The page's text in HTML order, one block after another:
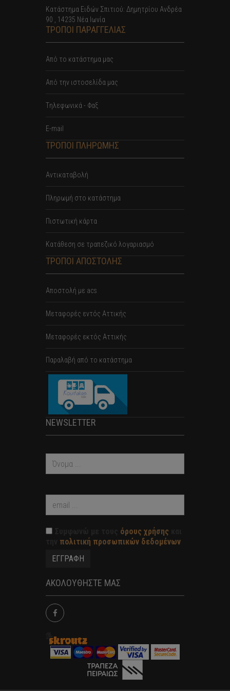
Κατάστημα Ειδών Σπιτιού: Δημητρίου Ανδρέα
90 , 14235 Νέα Ιωνία
ΤΡΟΠΟΙ ΠΑΡΑΓΓΕΛΙΑΣ
Από το κατάστημα μας
Από την ιστοσελίδα μας
Tηλεφωνικά - Φαξ
E-mail
ΤΡΟΠΟΙ ΠΛΗΡΩΜΗΣ
Αντικαταβολή
Πληρωμή στο κατάστημα
Πιστωτική κάρτα
Κατάθεση σε τραπεζικό λογαριασμό
ΤΡΟΠΟΙ ΑΠΟΣΤΟΛΗΣ
Αποστολή με acs
Mεταφορές εντός Αττικής
Μεταφορές εκτός Αττικής
Παραλαβή από το κατάστημα
NEWSLETTER
όρους χρήσης
πολιτική προσωπικών δεδομένων
ΑΚΟΛΟΥΘΗΣΤΕ ΜΑΣ